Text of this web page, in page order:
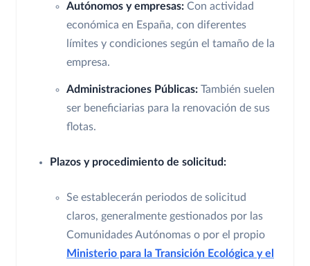
Autónomos y empresas: Con actividad
económica en España, con diferentes
límites y condiciones según el tamaño de la
empresa.
Administraciones Públicas: También suelen
ser beneficiarias para la renovación de sus
flotas.
Plazos y procedimiento de solicitud:
Se establecerán periodos de solicitud
claros, generalmente gestionados por las
Comunidades Autónomas o por el propio
Ministerio para la Transición Ecológica y el